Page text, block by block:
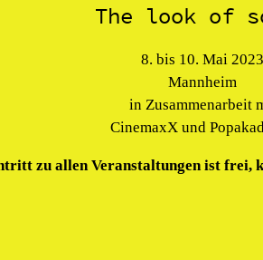
The look of
8. bis 10. Mai 2023
Mannheim
in Zusammenarbeit
CinemaxX und
zu allen Veranstaltungen ist frei,